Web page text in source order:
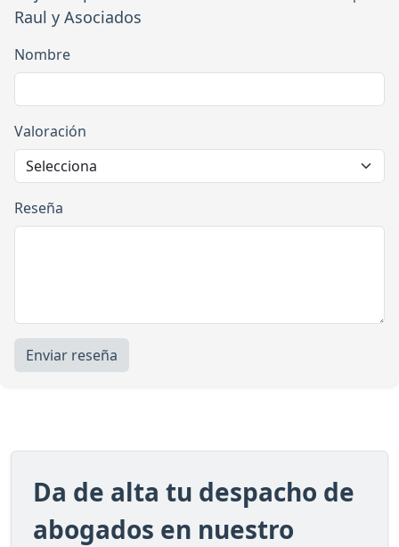
Raul y Asociados
Nombre
Valoración
Reseña
Enviar reseña
Da de alta tu despacho de
abogados en nuestro